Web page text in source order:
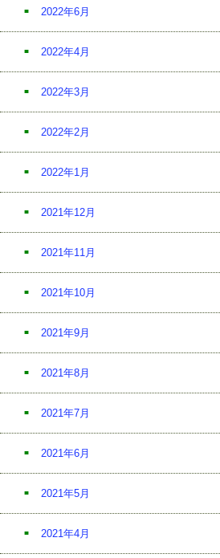
2022年6月
2022年4月
2022年3月
2022年2月
2022年1月
2021年12月
2021年11月
2021年10月
2021年9月
2021年8月
2021年7月
2021年6月
2021年5月
2021年4月